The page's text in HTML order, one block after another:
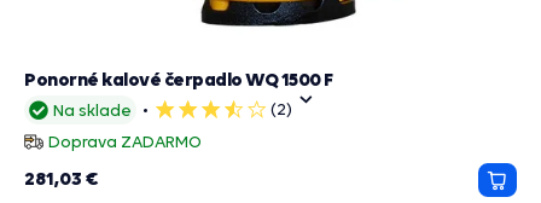
Na sklade
4
hviezdičky
(2)
Doprava ZADARMO
Ponorné kalové čerpadlo WQ 1500 F
281,03 €